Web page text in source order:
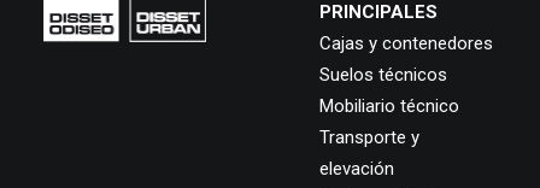
PRINCIPALES
Cajas y contenedores
Suelos técnicos
Mobiliario técnico
Transporte y
elevación